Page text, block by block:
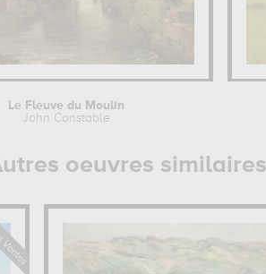
Le Fleuve du Moulin
John Constable
oeuvres similaires